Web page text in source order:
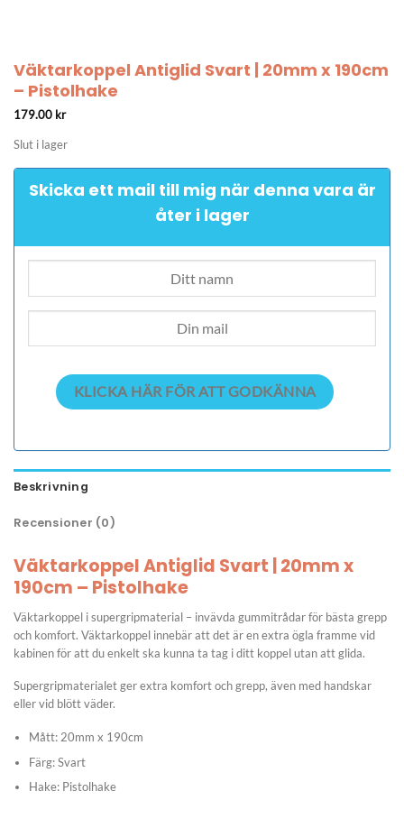
Väktarkoppel Antiglid Svart | 20mm x 190cm
– Pistolhake
179.00 kr
Slut i lager
Skicka ett mail till mig när denna vara är
åter i lager
KLICKA HÄR FÖR ATT GODKÄNNA
Beskrivning
Recensioner (0)
Väktarkoppel Antiglid Svart | 20mm x
190cm – Pistolhake
Väktarkoppel i supergripmaterial – invävda gummitrådar för bästa grepp
och komfort. Väktarkoppel innebär att det är en extra ögla framme vid
kabinen för att du enkelt ska kunna ta tag i ditt koppel utan att glida.
Supergripmaterialet ger extra komfort och grepp, även med handskar
eller vid blött väder.
Mått: 20mm x 190cm
Färg: Svart
Hake: Pistolhake